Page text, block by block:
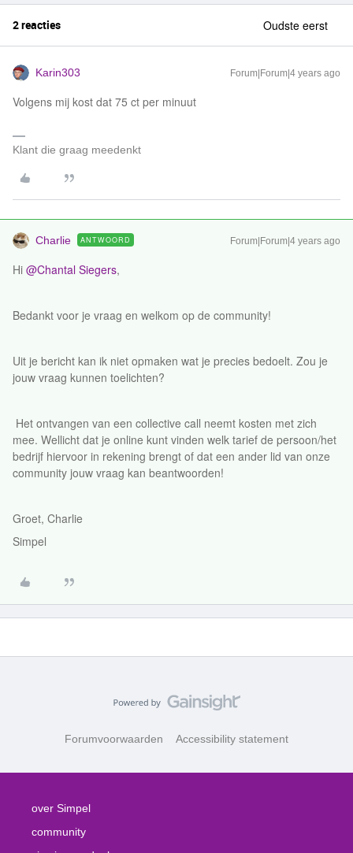
2 reacties Oudste eerst
Karin303 Forum|Forum|4 years ago
Volgens mij kost dat 75 ct per minuut
Klant die graag meedenkt
Charlie ANTWOORD Forum|Forum|4 years ago
Hi @Chantal Siegers,
Bedankt voor je vraag en welkom op de community!
Uit je bericht kan ik niet opmaken wat je precies bedoelt. Zou je
jouw vraag kunnen toelichten?
Het ontvangen van een collective call neemt kosten met zich
mee. Wellicht dat je online kunt vinden welk tarief de persoon/het
bedrijf hiervoor in rekening brengt of dat een ander lid van onze
community jouw vraag kan beantwoorden!
Groet, Charlie
Simpel
Forumvoorwaarden Accessibility statement
over Simpel
community